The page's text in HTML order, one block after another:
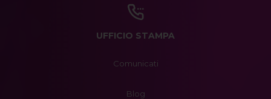
UFFICIO STAMPA
Comunicati
Blog